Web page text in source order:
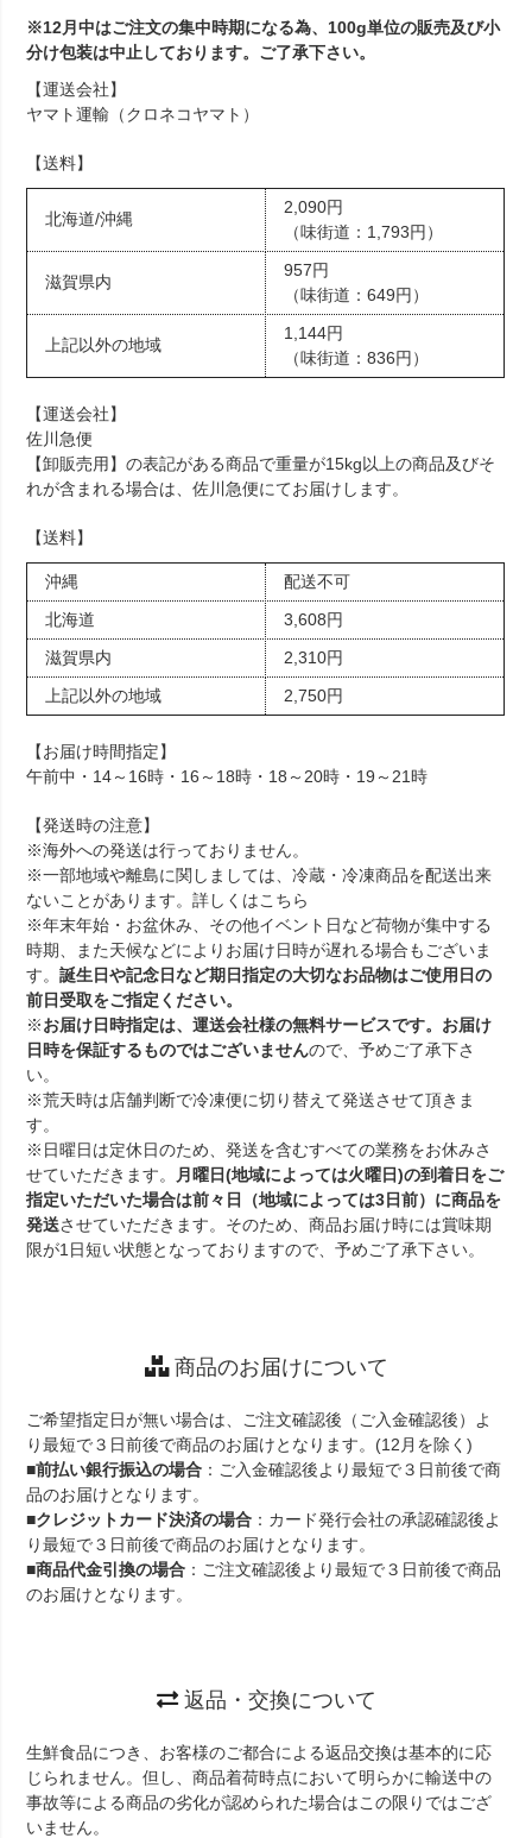
※12月中はご注文の集中時期になる為、100g単位の販売及び小
分け包装は中止しております。ご了承下さい。
【運送会社】
ヤマト運輸（クロネコヤマト）
【送料】
北海道/沖縄
2,090円
（味街道：1,793円）
滋賀県内
957円
（味街道：649円）
上記以外の地域
1,144円
（味街道：836円）
【運送会社】
佐川急便
【卸販売用】の表記がある商品で重量が15kg以上の商品及びそ
れが含まれる場合は、佐川急便にてお届けします。
【送料】
沖縄
配送不可
北海道
3,608円
滋賀県内
2,310円
上記以外の地域
2,750円
【お届け時間指定】
午前中・14～16時・16～18時・18～20時・19～21時
【発送時の注意】
※海外への発送は行っておりません。
※一部地域や離島に関しましては、冷蔵・冷凍商品を配送出来
ないことがあります。詳しくはこちら
※年末年始・お盆休み、その他イベント日など荷物が集中する
時期、また天候などによりお届け日時が遅れる場合もございま
す。誕生日や記念日など期日指定の大切なお品物はご使用日の
前日受取をご指定ください。
※お届け日時指定は、運送会社様の無料サービスです。お届け
日時を保証するものではございませんので、予めご了承下さ
い。
※荒天時は店舗判断で冷凍便に切り替えて発送させて頂きま
す。
※日曜日は定休日のため、発送を含むすべての業務をお休みさ
せていただきます。
月曜日(地域によっては火曜日)の到着日をご
指定いただいた場合は前々日（地域によっては3日前）に商品を
発送させていただきます。そのため、商品お届け時には賞味期
限が1日短い状態となっておりますので、予めご了承下さい。
商品のお届けについて
ご希望指定日が無い場合は、ご注文確認後（ご入金確認後）よ
り最短で３日前後で商品のお届けとなります。(12月を除く)
■前払い銀行振込の場合 ：ご入金確認後より最短で３日前後で商
品のお届けとなります。
■クレジットカード決済の場合 ：カード発行会社の承認確認後よ
り最短で３日前後で商品のお届けとなります。
■商品代金引換の場合 ：ご注文確認後より最短で３日前後で商品
のお届けとなります。
返品・交換について
生鮮食品につき、お客様のご都合による返品交換は基本的に応
じられません。但し、商品着荷時点において明らかに輸送中の
事故等による商品の劣化が認められた場合はこの限りではござ
いません。